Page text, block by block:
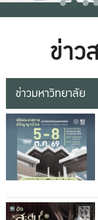
ข่า
ข่าวมหาวิทยาลัย